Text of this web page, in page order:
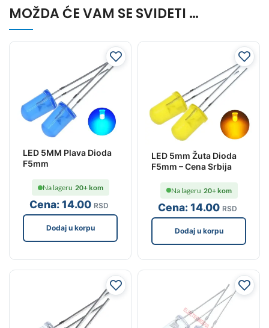
MOŽDA ĆE VAM SE SVIDETI …
LED 5MM Plava Dioda
F5mm
Cena:14.00 RSD
Na lageru 20+ kom
Dodaj u korpu
LED 5mm Žuta Dioda
F5mm – Cena Srbija
Cena:14.00 RSD
Na lageru 20+ kom
Dodaj u korpu